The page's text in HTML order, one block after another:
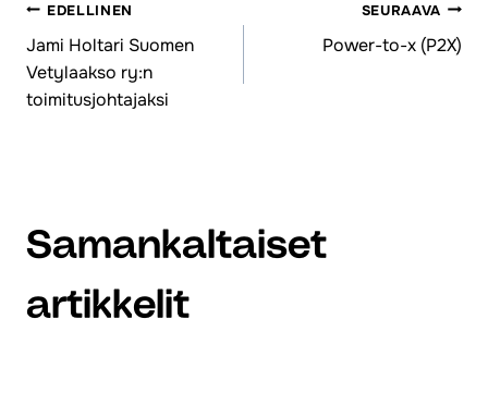
Artikkelien
selaus
EDELLINEN
Jami Holtari Suomen
Vetylaakso ry:n
toimitusjohtajaksi
SEURAAVA
Power-to-x (P2X)
Samankaltaiset
artikkelit